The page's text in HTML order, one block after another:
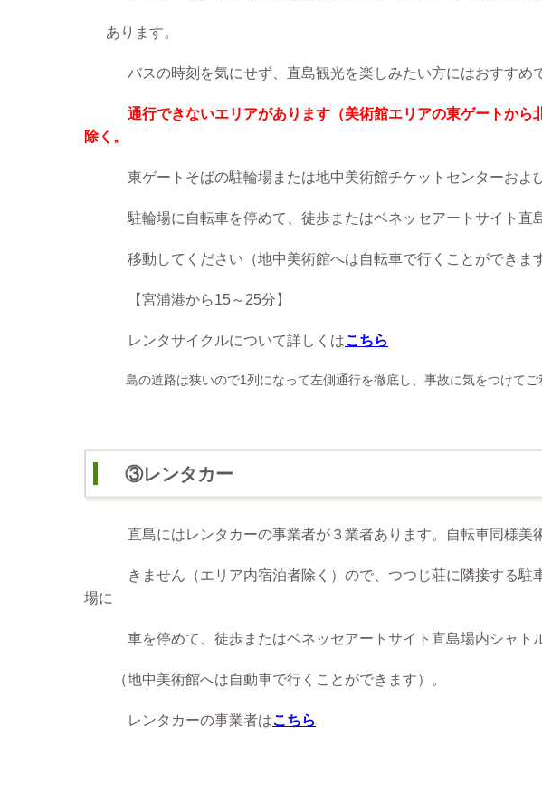
ありま す。
バスの時刻を気にせず、直島観光を楽しみたい方にはおすすめで
通行できないエリアがあります（美術館エリアの東ゲートか
除く。
東ゲートそばの駐輪場または地中美術館チケットセンターおよ
駐輪場に自転車を停めて、徒歩またはベネッセアートサイト 直
移動してください（地中美術館へは自転車で行くことができま
【宮浦港から15～25分】
レンタサイクルについて詳しくはこちら
島の道路は狭いので1列になって左側通行を徹底し、事故に気をつけてご
③レンタカー
直島にはレンタカーの事業者が３業者あります。自転車同様美
きません（エリア内宿泊者除く）ので、つつじ荘に隣接する
場に
車を停めて、 徒歩またはベネッセアートサイト直島場内シャト
（地中美術館へは自動車で行くことができます）。
レンタカーの事業者はこちら